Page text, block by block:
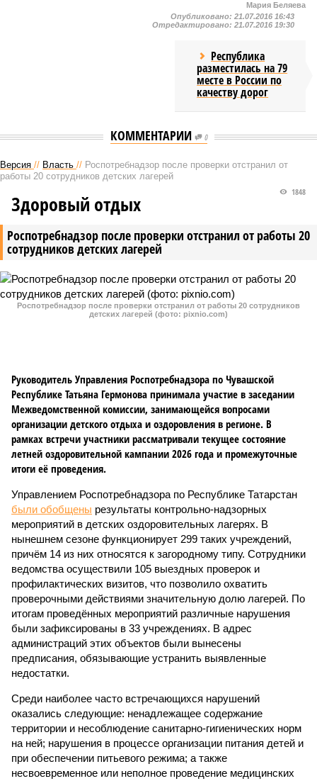
Мария Беляева
Опубликовано: 21.07.2016 16:43
Отредактировано: 21.07.2016 19:30
Республика
разместилась на 79
месте в России по
качеству дорог
КОММЕНТАРИИ 0
Версия // Власть // Роспотребнадзор после проверки отстранил от
работы 20 сотрудников детских лагерей
Роспотребнадзор после проверки отстранил от работы 20
сотрудников детских лагерей
1848
Здоровый отдых
Роспотребнадзор после проверки отстранил от работы 20 сотрудников
детских лагерей (фото: pixnio.com)
Руководитель Управления Роспотребнадзора по Чувашской
Республике Татьяна Гермонова принимала участие в заседании
Межведомственной комиссии, занимающейся вопросами
организации детского отдыха и оздоровления в регионе. В
рамках встречи участники рассматривали текущее состояние
летней оздоровительной кампании 2026 года и промежуточные
итоги её проведения.
Управлением Роспотребнадзора по Республике Татарстан
были обобщены результаты контрольно-надзорных
мероприятий в детских оздоровительных лагерях. В
нынешнем сезоне функционирует 299 таких учреждений,
причём 14 из них относятся к загородному типу. Сотрудники
ведомства осуществили 105 выездных проверок и
профилактических визитов, что позволило охватить
проверочными действиями значительную долю лагерей. По
итогам проведённых мероприятий различные нарушения
были зафиксированы в 33 учреждениях. В адрес
администраций этих объектов были вынесены
предписания, обязывающие устранить выявленные
недостатки.
Среди наиболее часто встречающихся нарушений
оказались следующие: ненадлежащее содержание
территории и несоблюдение санитарно-гигиенических норм
на ней; нарушения в процессе организации питания детей и
при обеспечении питьевого режима; а также
несвоевременное или неполное проведение медицинских